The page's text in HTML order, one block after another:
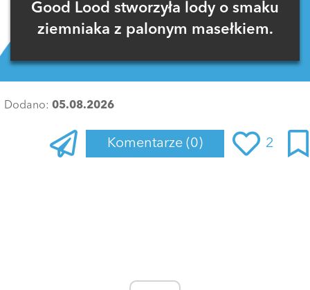
Good Lood stworzyła lody o smaku
ziemniaka z palonym masełkiem.
Dodano: 05.08.2026
Komentarze (0) 2